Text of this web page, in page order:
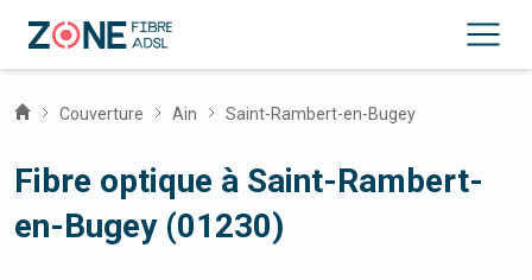
Couverture Ain Saint-Rambert-en-Bugey
Fibre optique à Saint-Rambert-
en-Bugey (01230)